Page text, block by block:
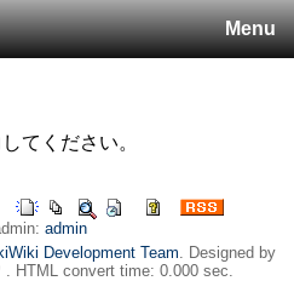
Menu
てください。
admin
Development Team. Designed by
. HTML convert time: 0.000 sec.